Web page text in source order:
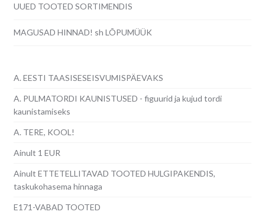
UUED TOOTED SORTIMENDIS
MAGUSAD HINNAD! sh LÕPUMÜÜK
A. EESTI TAASISESEISVUMISPÄEVAKS
A. PULMATORDI KAUNISTUSED - figuurid ja kujud tordi
kaunistamiseks
A. TERE, KOOL!
Ainult 1 EUR
Ainult ETTETELLITAVAD TOOTED HULGIPAKENDIS,
taskukohasema hinnaga
E171-VABAD TOOTED